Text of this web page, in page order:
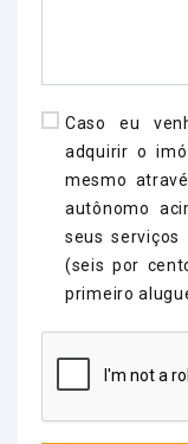
Caso eu
adquirir o
mesmo
autônomo
seus serviços
(seis por
primeiro